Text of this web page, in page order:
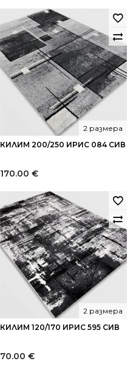
КИЛИМ 200/250 ИРИС 084 СИВ
2 размера
170.00 €
КИЛИМ 120/170 ИРИС 595 СИВ
2 размера
70.00 €